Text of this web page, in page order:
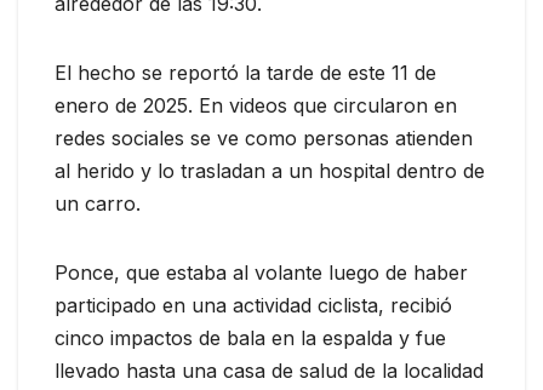
El hecho se reportó la tarde de este 11 de
enero de 2025. En videos que circularon en
redes sociales se ve como personas atienden
al herido y lo trasladan a un hospital dentro de
un carro.
Ponce, que estaba al volante luego de haber
participado en una actividad ciclista, recibió
cinco impactos de bala en la espalda y fue
llevado hasta una casa de salud de la localidad